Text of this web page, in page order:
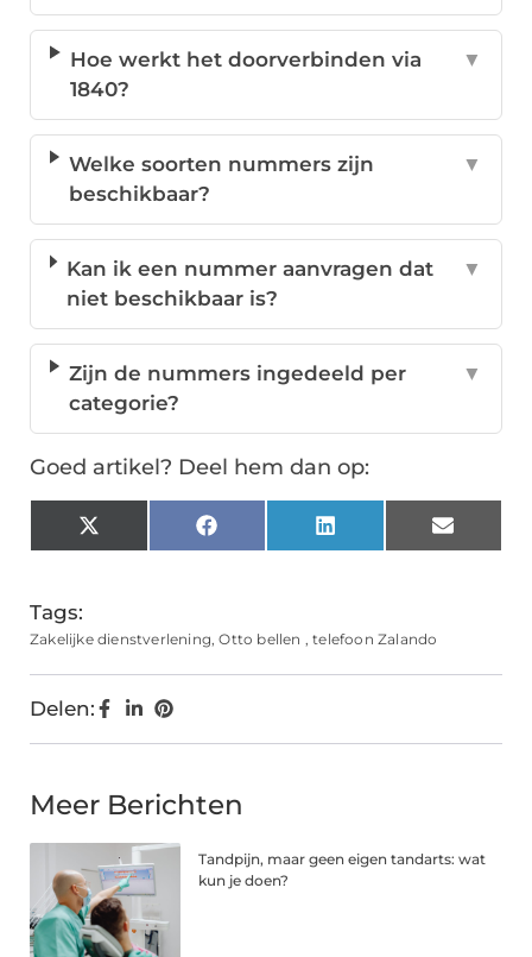
Hoe werkt het doorverbinden via
1840?
▼
Welke soorten nummers zijn
beschikbaar?
▼
Kan ik een nummer aanvragen dat
niet beschikbaar is?
▼
Zijn de nummers ingedeeld per
categorie?
▼
Goed artikel? Deel hem dan op:
X
(Twitter)
Facebook LinkedIn Email
Tags:
Zakelijke dienstverlening,Otto bellen ,telefoon Zalando
Delen:
Meer Berichten
Tandpijn, maar geen eigen tandarts: wat
kun je doen?